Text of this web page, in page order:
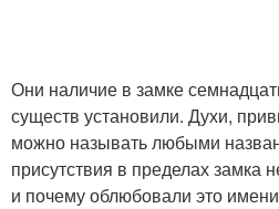
Они наличие в замке
существ установили. Духи,
можно называть любыми
присутствия в пределах замка
и почему облюбовали это